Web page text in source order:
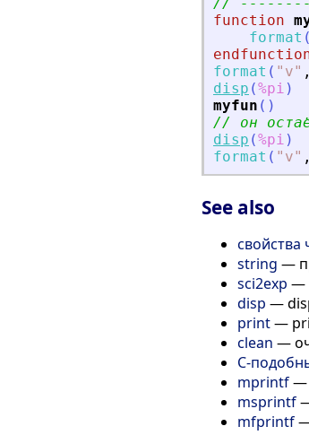
function
format (
format ( " v" ,
disp (%pi )
myfun ( )
// он
disp (%pi )
format ( " v" ,
See also
свойства
string —
sci2exp —
disp —
print—
clean —
C-
mprintf—
msprintf
mfprintf